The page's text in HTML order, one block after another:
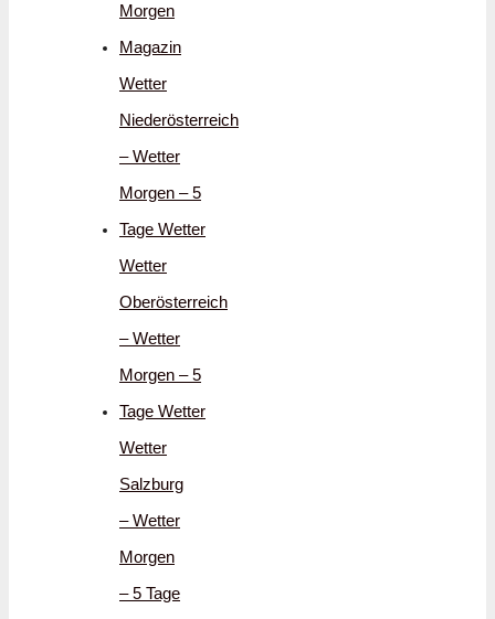
Morgen
Magazin
Wetter
Niederösterreich
– Wetter
Morgen – 5
Tage Wetter
Wetter
Oberösterreich
– Wetter
Morgen – 5
Tage Wetter
Wetter
Salzburg
– Wetter
Morgen
– 5 Tage